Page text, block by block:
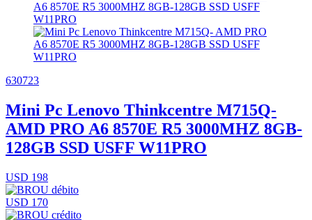
630723
Mini Pc Lenovo Thinkcentre M715Q-
AMD PRO A6 8570E R5 3000MHZ 8GB-
128GB SSD USFF W11PRO
USD 198
USD 170